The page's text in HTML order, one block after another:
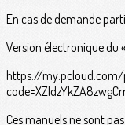
En cas de demande
Version électronique du
https://
Ces manuels ne sont